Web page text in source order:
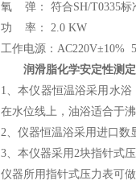
氧 弹： 符合SH/T0335标
功 率： 2.0 KW
工作电源：AC220V±10%
润滑脂化学安定性测
1、本仪器恒温浴采用水
在水位线上，油浴适合于
2、仪器恒温浴采用进口数
3、本仪器采用2块指针式
仪器所用指针式压力表可